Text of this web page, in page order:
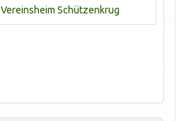
Vereinsheim Schützenkrug